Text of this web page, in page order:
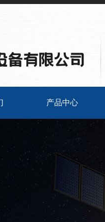
产品中心